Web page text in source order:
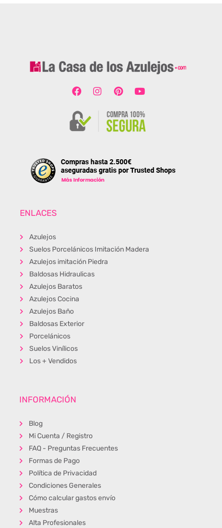
ENLACES
Azulejos
Suelos Porcelánicos Imitación Madera
Azulejos imitación Piedra
Baldosas Hidraulicas
Azulejos Baratos
Azulejos Cocina
Azulejos Baño
Baldosas Exterior
Porcelánicos
Suelos Vinílicos
Los + Vendidos
INFORMACIÓN
Blog
Mi Cuenta / Registro
FAQ - Preguntas Frecuentes
Formas de Pago
Política de Privacidad
Condiciones Generales
Cómo calcular gastos envío
Muestras
Alta Profesionales